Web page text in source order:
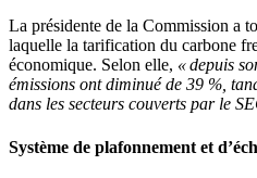
La présidente de la Commission a
laquelle la tarification du carbone
économique. Selon elle, « depuis
émissions ont diminué de 39 %,
dans les secteurs couverts par le
Système de plafonnement et